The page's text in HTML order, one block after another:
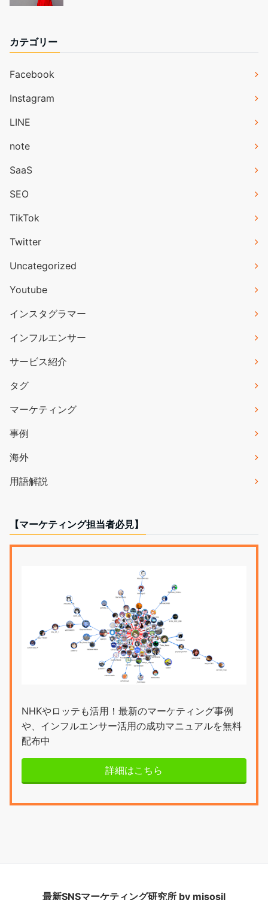
カテゴリー
Facebook
Instagram
LINE
note
SaaS
SEO
TikTok
Twitter
Uncategorized
Youtube
インスタグラマー
インフルエンサー
サービス紹介
タグ
マーケティング
事例
海外
用語解説
【マーケティング担当者必見】
NHKやロッテも活用！最新のマーケティング事例
や、インフルエンサー活用の成功マニュアルを無料
配布中
詳細はこちら
最新SNSマーケティング研究所 by misosil